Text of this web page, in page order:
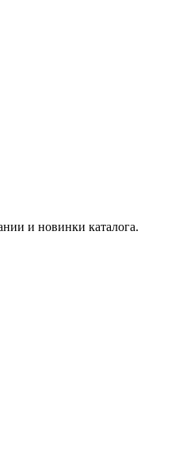
и новинки каталога.